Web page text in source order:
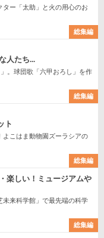
ー「太助」と火の用心のお
総集編
人たち...
。球団歌「六甲おろし」を作
総集編
ト
よこはま動物園ズーラシアの
総集編
しい！ミュージアムや
未来科学館」で最先端の科学
総集編